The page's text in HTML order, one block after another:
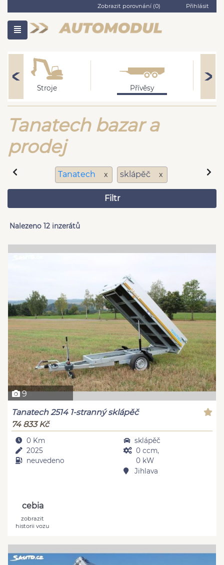
Zobrazit porovnání (0) Přihlásit
Stroje Přívěsy
Tanatech bazar a
prodej
Tanatech x sklápěč x
Filtr
Nalezeno 12 inzerátů
9
Tanatech 2514 1-stranný sklápěč
74 833 Kč
0 Km
2025
neuvedeno
sklápěč
0 ccm,
0 kW
Jihlava
cebia
zobrazit
historii vozu